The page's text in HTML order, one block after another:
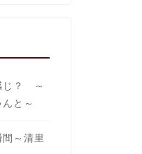
じ？ ～
と～
～清里